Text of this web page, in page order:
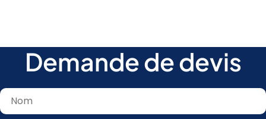
Demande de devis